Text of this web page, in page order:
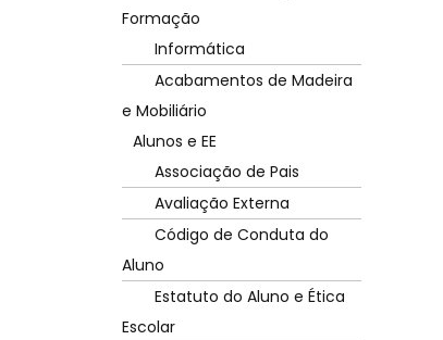
Formação
Informática
Acabamentos de Madeira
e Mobiliário
Alunos e EE
Associação de Pais
Avaliação Externa
Código de Conduta do
Aluno
Estatuto do Aluno e Ética
Escolar